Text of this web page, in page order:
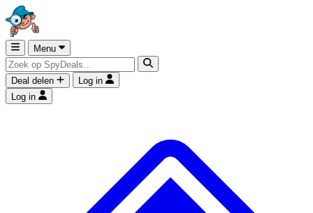
Menu
Deal delen
Log in
Log in